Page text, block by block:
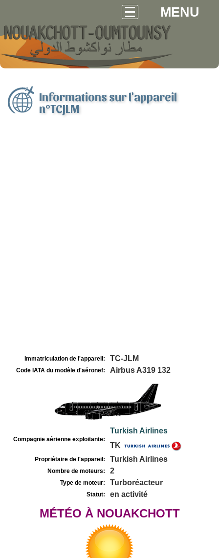
MENU
Informations sur l'appareil
n°TCJLM
Immatriculation de l'appareil: TC-JLM
Code IATA du modèle d'aéronef: Airbus A319 132
Compagnie aérienne exploitante:
Turkish Airlines
TK
Propriétaire de l'appareil: Turkish Airlines
Nombre de moteurs: 2
Type de moteur: Turboréacteur
Statut: en activité
MÉTÉO À NOUAKCHOTT